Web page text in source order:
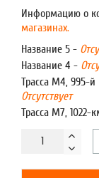
Информацию о
магазинах.
Название 5 -
Название 4 -
Трасса М4, 995-
Отсутствует
Трасса М7, 1022-